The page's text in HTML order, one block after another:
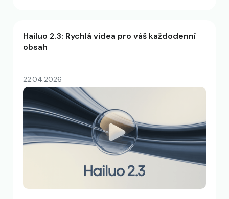
Hailuo 2.3: Rychlá videa pro váš každodenní
obsah
22.04.2026